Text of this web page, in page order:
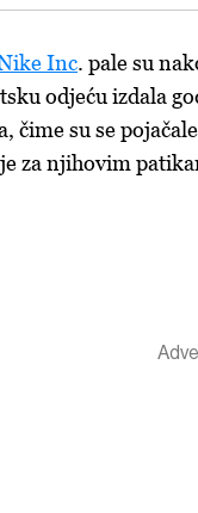
Inc. pale su
odjeću izdala
čime su se
za njihovim